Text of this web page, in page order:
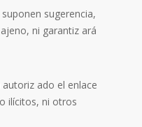
sugerencia,
ni garantiz ará
ado el enlace
ilícitos, ni otros